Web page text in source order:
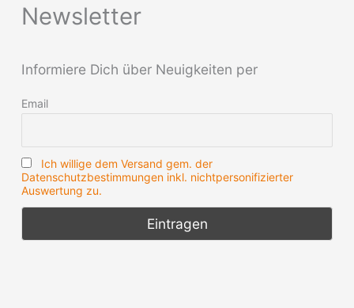
Newsletter
Informiere Dich über Neuigkeiten per
Email
Ich willige dem Versand gem. der
Datenschutzbestimmungen inkl. nichtpersonifizierter
Auswertung zu.